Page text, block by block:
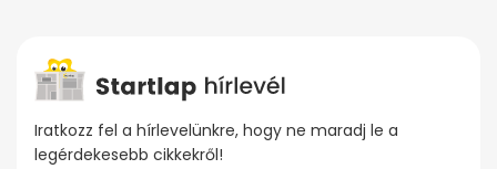
Iratkozz fel a hírlevelünkre, hogy ne maradj le a
legérdekesebb cikkekről!